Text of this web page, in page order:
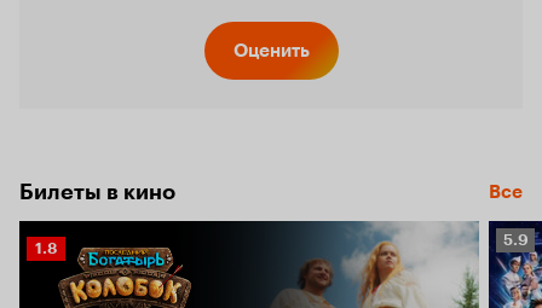
Оценить
Билеты в кино Все
Рейтинг
Кинопоиска
1.8
5.9
5.9